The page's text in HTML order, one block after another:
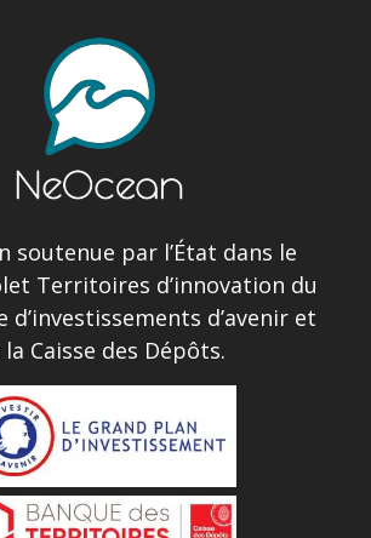
soutenue par l’État dans le
Territoires d’innovation du
d’investissements d’avenir et
la Caisse des Dépôts.